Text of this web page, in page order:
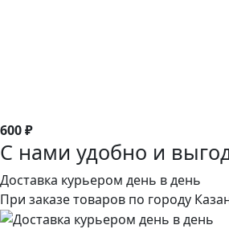
600 ₽
С нами удобно и
Доставка курьером день в день
При заказе товаров по городу